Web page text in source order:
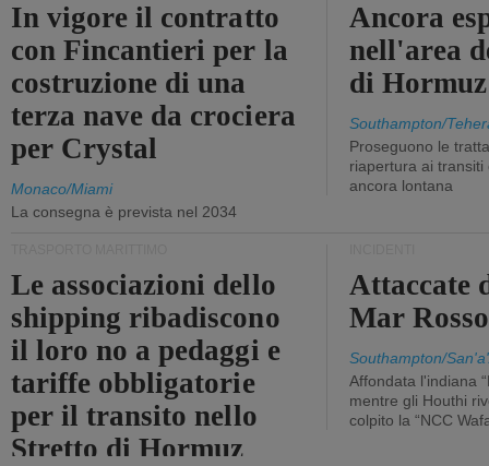
In vigore il contratto
con Fincantieri per la
costruzione di una
terza nave da crociera
per Crystal
Monaco/Miami
La consegna è prevista nel 2034
Ancora
nell'area
di Hormuz
Southampton/
Proseguono le
riapertura ai
ancora lontana
Le associazioni dello
shipping ribadiscono
il loro no a pedaggi e
tariffe obbligatorie
per il transito nello
Stretto di Hormuz
Attaccate
Mar Rosso
Southampton/
Affondata l'indiana
mentre gli Houthi
colpito la “NCC